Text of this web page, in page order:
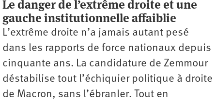
Le danger de l’extrême droite et une
gauche institutionnelle affaiblie
L’extrême droite n’a jamais autant pesé
dans les rapports de force nationaux depuis
cinquante ans. La candidature de Zemmour
déstabilise tout l’échiquier politique à droite
de Macron, sans l’ébranler. Tout en